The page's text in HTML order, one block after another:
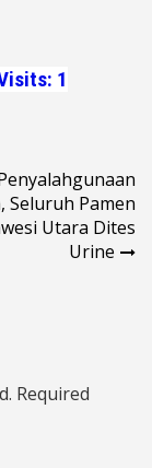
1
Seluruh Pamen
Utara Dites
Urine
Required